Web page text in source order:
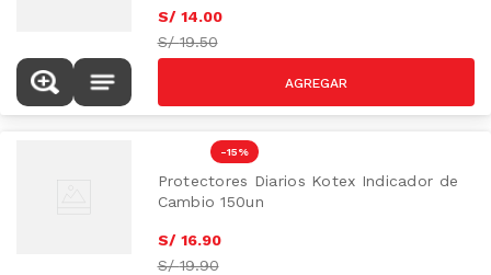
S/ 14.00
S/19.50
-15 %
Protectores Diarios Kotex Indicador de
Cambio 150un
S/ 16.90
S/19.90